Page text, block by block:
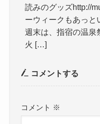
読みのグッズhttp://
ーウィークもあっと
週末は、指宿の温泉
火 […]
コメントする
コメント ※